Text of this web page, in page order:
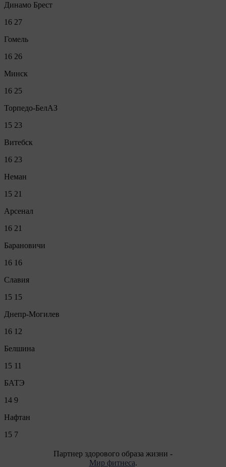
Динамо Брест
16 27
Гомель
16 26
Минск
16 25
Торпедо-БелАЗ
15 23
Витебск
16 23
Неман
15 21
Арсенал
16 21
Барановичи
16 16
Славия
15 15
Днепр-Могилев
16 12
Белшина
15 11
БАТЭ
14 9
Нафтан
15 7
Партнер здорового образа жизни -
Мир фитнеса.